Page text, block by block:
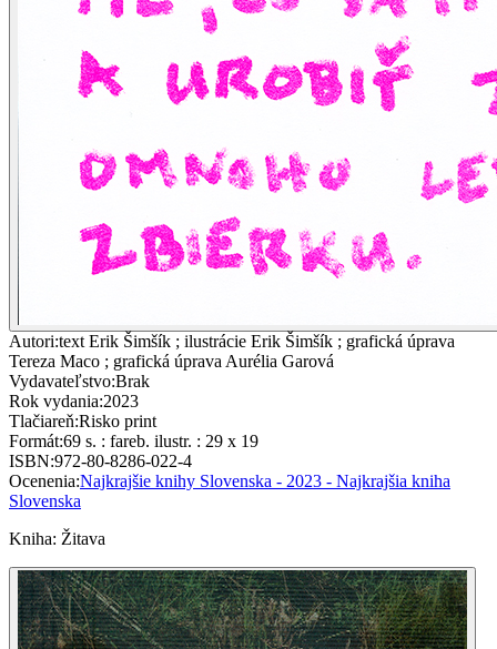
Autori:text Erik Šimšík ; ilustrácie Erik Šimšík ; grafická úprava
Tereza Maco ; grafická úprava Aurélia Garová
Vydavateľstvo:Brak
Rok vydania:2023
Tlačiareň:Risko print
Formát:69 s. : fareb. ilustr. : 29 x 19
ISBN:972-80-8286-022-4
Ocenenia:Najkrajšie knihy Slovenska - 2023 - Najkrajšia kniha
Slovenska
Kniha: Žitava